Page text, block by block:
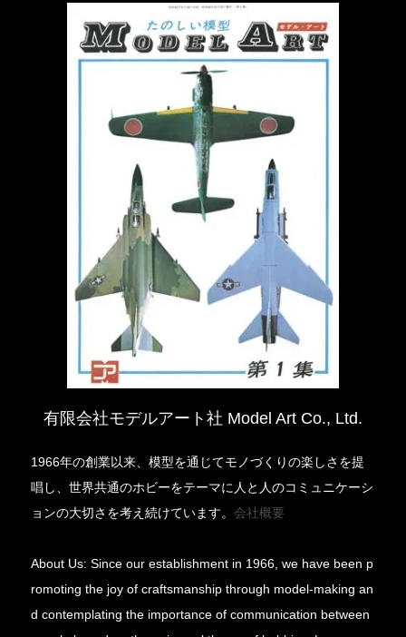
有限会社モデルアート社 Model Art Co., Ltd.
1966年の創業以来、模型を通じてモノづくりの楽しさを提
唱し、世界共通のホビーをテーマに人と人のコミュニケーシ
ョンの大切さを考え続けています。会社概要
About Us: Since our establishment in 1966, we have been p
romoting the joy of craftsmanship through model-making an
d contemplating the importance of communication between